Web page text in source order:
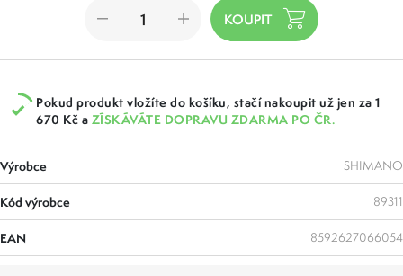
Pokud produkt vložíte do košíku, stačí nakoupit už jen za 1
670 Kč a ZÍSKÁVÁTE DOPRAVU ZDARMA PO ČR.
Výrobce SHIMANO
Kód výrobce 89311
EAN 8592627066054